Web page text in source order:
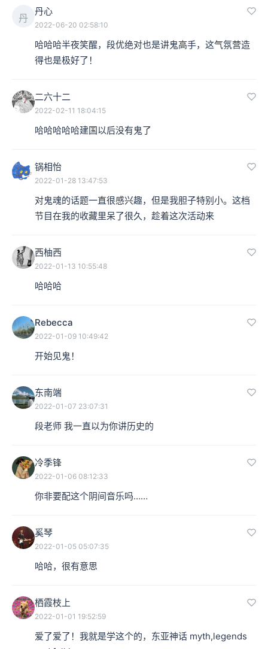
丹
丹心
2022-06-20 02:58:10
哈哈哈半夜笑醒，段优绝对也是讲鬼高手，这气氛营造
得也是极好了！
二六十二
2022-02-11 18:04:15
哈哈哈哈哈建国以后没有鬼了
锅相怡
2022-01-28 13:47:53
对鬼魂的话题一直很感兴趣，但是我胆子特别小。这档
节目在我的收藏里呆了很久，趁着这次活动来
西柚西
2022-01-13 10:55:48
哈哈哈
Rebecca
2022-01-09 10:49:42
开始见鬼！
东南端
2022-01-07 23:07:31
段老师 我一直以为你讲历史的
冷季锋
2022-01-06 08:12:33
你非要配这个阴间音乐吗……
奚琴
2022-01-05 05:07:35
哈哈，很有意思
栖霞枝上
2022-01-01 19:52:59
爱了爱了！我就是学这个的，东亚神话 myth,legends